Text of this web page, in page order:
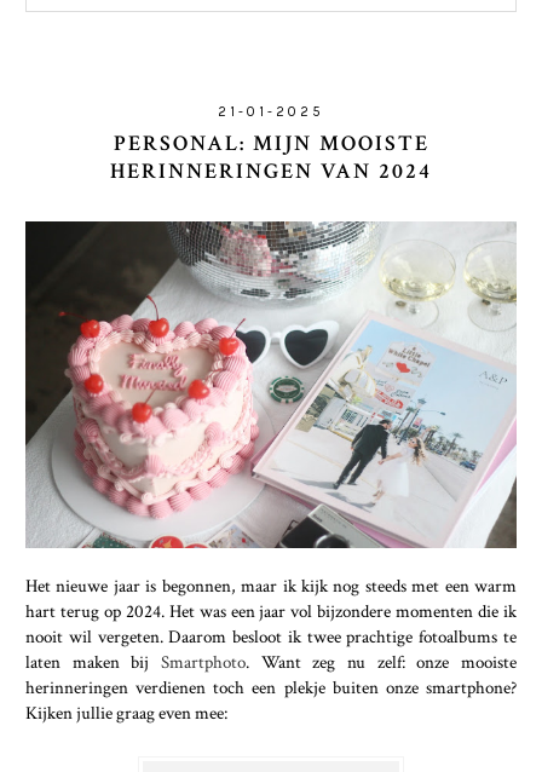
21-01-2025
PERSONAL: MIJN MOOISTE
HERINNERINGEN VAN 2024
Het nieuwe jaar is begonnen, maar ik kijk nog steeds met een warm
hart terug op 2024. Het was een jaar vol bijzondere momenten die ik
nooit wil vergeten. Daarom besloot ik twee prachtige fotoalbums te
laten maken bij Smartphoto. Want zeg nu zelf: onze mooiste
herinneringen verdienen toch een plekje buiten onze smartphone?
Kijken jullie graag even mee: